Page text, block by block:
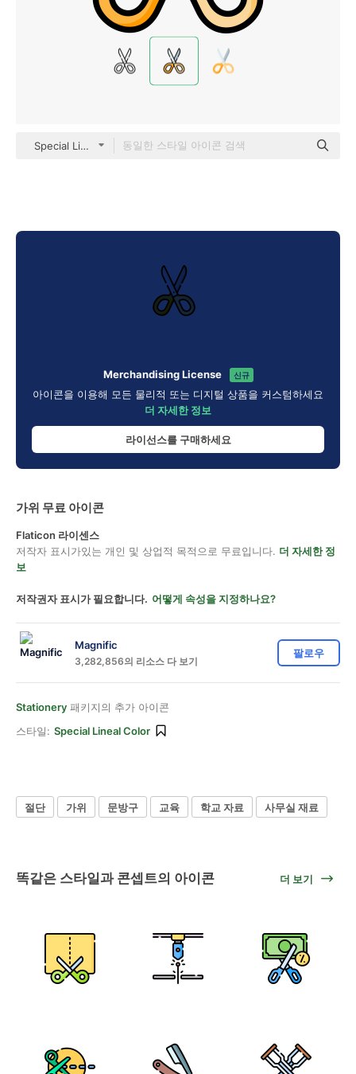
Special Lineal color
Merchandising License 신규
아이콘을 이용해 모든 물리적 또는 디지털 상품을 커스텀하세요
더 자세한 정보
라이선스를 구매하세요
가위 무료 아이콘
Flaticon 라이센스
저작자 표시가있는 개인 및 상업적 목적으로 무료입니다. 더 자세한 정
보
저작권자 표시가 필요합니다. 어떻게 속성을 지정하나요?
Magnific
3,282,856의 리소스 다 보기
팔로우
Stationery 패키지의 추가 아이콘
스타일: Special Lineal Color
절단 가위 문방구 교육 학교 자료 사무실 재료
똑같은 스타일과 콘셉트의 아이콘 더 보기